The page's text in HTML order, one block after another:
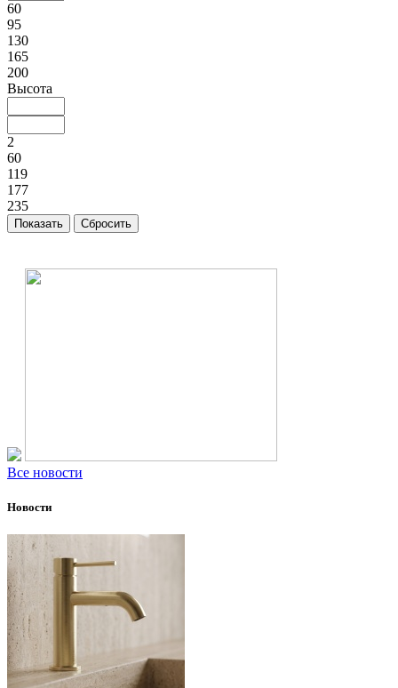
60
95
130
165
200
Высота
2
60
119
177
235
Все новости
Новости